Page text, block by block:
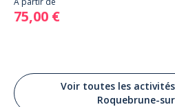
75,00 €
Voir toutes les
Roquebrune-